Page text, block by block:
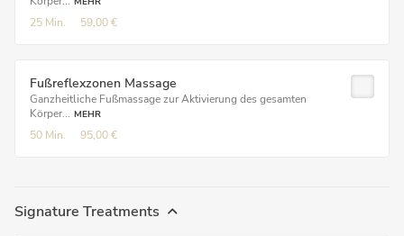
25 Min. 59,00 €
Fußreflexzonen Massage
Ganzheitliche Fußmassage zur Aktivierung des gesamten
Körper... MEHR
50 Min. 95,00 €
Signature Treatments